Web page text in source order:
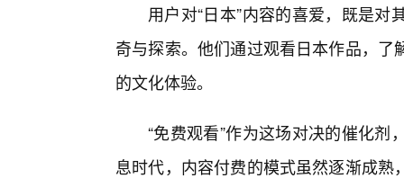
用户对“日本”内容的喜爱，既是
奇与探索。他们通过观看日本作品，
的文化体验。
“免费观看”作为这场对决的催化
息时代，内容付费的模式虽然逐渐成